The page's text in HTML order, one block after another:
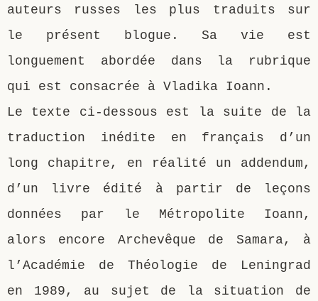
auteurs russes les plus traduits sur
le présent blogue. Sa vie est
longuement abordée dans la rubrique
qui est consacrée à Vladika Ioann.
Le texte ci-dessous est la suite de la
traduction inédite en français d’un
long chapitre, en réalité un addendum,
d’un livre édité à partir de leçons
données par le Métropolite Ioann,
alors encore Archevêque de Samara, à
l’Académie de Théologie de Leningrad
en 1989, au sujet de la situation de